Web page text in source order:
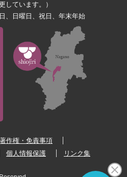
しています。）
、日曜日、祝日、年末年始
作権・免責事項
個人情報保護 リンク集